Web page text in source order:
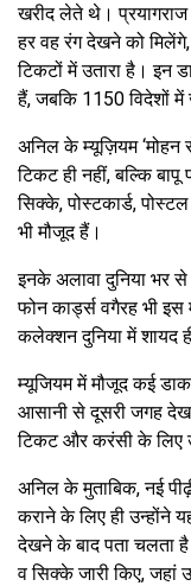
खरीद लेते थे।
हर वह रंग देखने को
टिकटों में उतारा है। इन
हैं, जबकि 1150 विदेशों में
अनिल के म्यूज़ियम
टिकट ही नहीं, बल्कि
सिक्के, पोस्टकार्ड,
भी मौजूद हैं।
इनके अलावा दुनिया भर से
फोन कार्ड्स वगैरह भी इस
कलेक्शन दुनिया में शायद
म्यूजियम में मौजूद कई
आसानी से दूसरी जगह
टिकट और करंसी के लिए
अनिल के मुताबिक, नई
कराने के लिए ही उन्होंने
देखने के बाद पता चलता है
व सिक्के जारी किए, जहां